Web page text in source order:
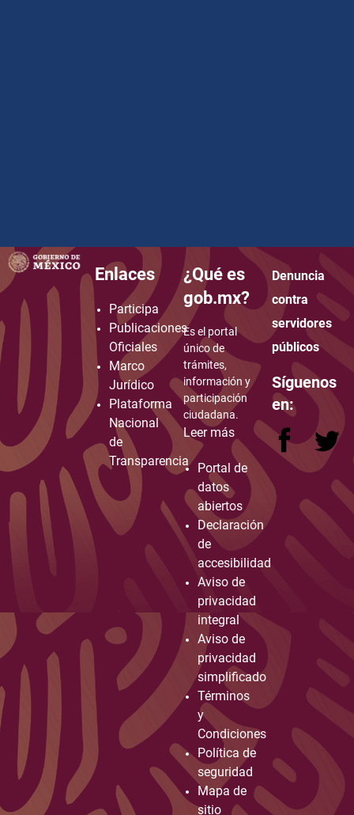
how to embed google map in website
Enlaces
Participa
Publicaciones
Oficiales
Marco
Jurídico
Plataforma
Nacional
de
Transparencia
¿Qué es
gob.mx?
Es el portal
único de
trámites,
información y
participación
ciudadana.
Leer más
Portal de
datos
abiertos
Declaración
de
accesibilidad
Aviso de
privacidad
integral
Aviso de
privacidad
simplificado
Términos
y
Condiciones
Política de
seguridad
Mapa de
sitio
Denuncia
contra
servidores
públicos
Síguenos
en: